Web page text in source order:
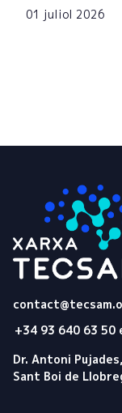
01 juliol 2026
+34 93 640 63 50
Dr. Antoni
Sant Boi de